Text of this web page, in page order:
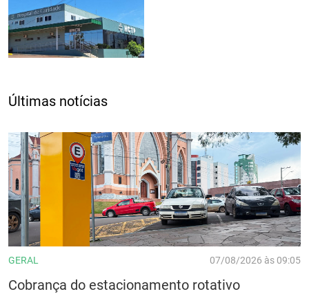
Últimas notícias
GERAL 07/08/2026 às 09:05
Cobrança do estacionamento rotativo